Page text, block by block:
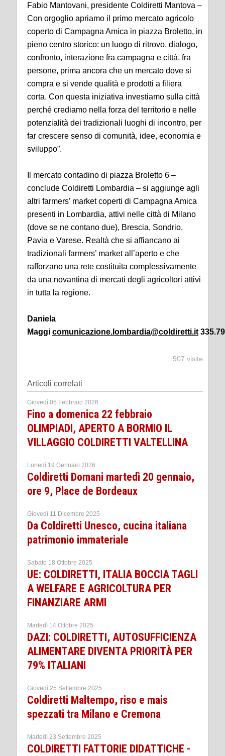
Fabio Mantovani, presidente Coldiretti Mantova –
Con orgoglio apriamo il primo mercato agricolo
coperto di Campagna Amica in piazza Broletto, in
pieno centro storico: un luogo di ritrovo, dialogo,
confronto, interazione fra campagna e città, fra
persone, prima ancora che un mercato dove si
compra e si vende qualità e prodotti a filiera
corta. Con questa iniziativa investiamo sulla città
perché crediamo nella forza del territorio e nelle
potenzialità dei tradizionali luoghi di incontro, per
far crescere senso di comunità, idee, economia e
sviluppo”.
Il mercato contadino di piazza Broletto 6 –
conclude Coldiretti Lombardia – si aggiunge agli
altri farmers’ market coperti di Campagna Amica
presenti in Lombardia, attivi nelle città di Milano
(dove se ne contano due), Brescia, Sondrio,
Pavia e Varese. Realtà che si affiancano ai
tradizionali farmers’ market all’aperto e che
rafforzano una rete costituita complessivamente
da una novantina di mercati degli agricoltori attivi
in tutta la regione.
Daniela
Maggi comunicazione.lombardia@coldiretti.it
907 visite
Articoli correlati
Giovedì 05 Febbraio 2026
Fino a domenica 22 febbraio
OLIMPIADI, APERTO A BORMIO IL
VILLAGGIO COLDIRETTI VALTELLINA
Lunedì 19 Gennaio 2026
Coldiretti Domani martedì 20 gennaio,
ore 9, Place de Bordeaux
Giovedì 11 Dicembre 2025
Da Coldiretti Unesco, cucina italiana
patrimonio immateriale
Sabato 18 Ottobre 2025
UE: COLDIRETTI, ITALIA BOCCIA TAGLI
A WELFARE E AGRICOLTURA PER
FINANZIARE ARMI
Martedì 14 Ottobre 2025
DAZI: COLDIRETTI, AUTOSUFFICIENZA
ALIMENTARE DIVENTA PRIORITÀ PER
79% ITALIANI
Giovedì 25 Settembre 2025
Coldiretti Maltempo, riso e mais
spezzati tra Milano e Cremona
Martedì 23 Settembre 2025
COLDIRETTI FATTORIE DIDATTICHE -